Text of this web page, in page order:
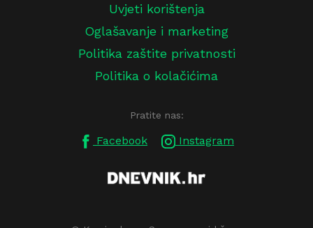
Uvjeti korištenja
Oglašavanje i marketing
Politika zaštite privatnosti
Politika o kolačićima
Pratite nas:
Facebook Instagram